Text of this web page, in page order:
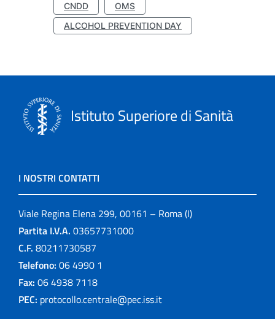
CNDD
OMS
ALCOHOL PREVENTION DAY
Istituto Superiore di Sanità
I NOSTRI CONTATTI
Viale Regina Elena 299, 00161 – Roma (I)
Partita I.V.A. 03657731000
C.F. 80211730587
Telefono: 06 4990 1
Fax: 06 4938 7118
PEC: protocollo.centrale@pec.iss.it